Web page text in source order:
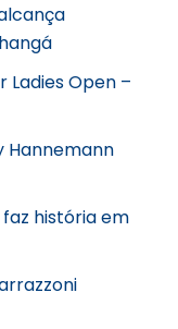
Ladies Open –
Hannemann
história em